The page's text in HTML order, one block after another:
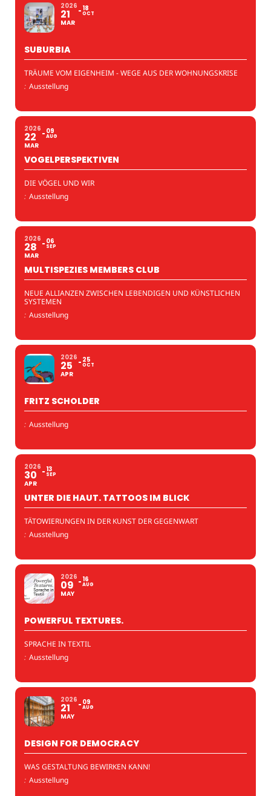
2026
21
MAR
18
OCT
SUBURBIA
TRÄUME VOM EIGENHEIM - WEGE AUS DER WOHNUNGSKRISE
: Ausstellung
2026
22
MAR
09
AUG
VOGELPERSPEKTIVEN
DIE VÖGEL UND WIR
: Ausstellung
2026
28
MAR
06
SEP
MULTISPEZIES MEMBERS CLUB
NEUE ALLIANZEN ZWISCHEN LEBENDIGEN UND KÜNSTLICHEN
SYSTEMEN
: Ausstellung
2026
25
APR
25
OCT
FRITZ SCHOLDER
: Ausstellung
2026
30
APR
13
SEP
UNTER DIE HAUT. TATTOOS IM BLICK
TÄTOWIERUNGEN IN DER KUNST DER GEGENWART
: Ausstellung
2026
09
MAY
16
AUG
POWERFUL TEXTURES.
SPRACHE IN TEXTIL
: Ausstellung
2026
21
MAY
09
AUG
DESIGN FOR DEMOCRACY
WAS GESTALTUNG BEWIRKEN KANN!
: Ausstellung